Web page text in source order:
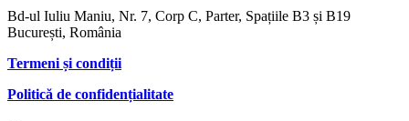
Bd-ul Iuliu Maniu, Nr. 7, Corp C, Parter, Spațiile B3 și B19
București, România
Termeni și condiții
Politică de confidențialitate